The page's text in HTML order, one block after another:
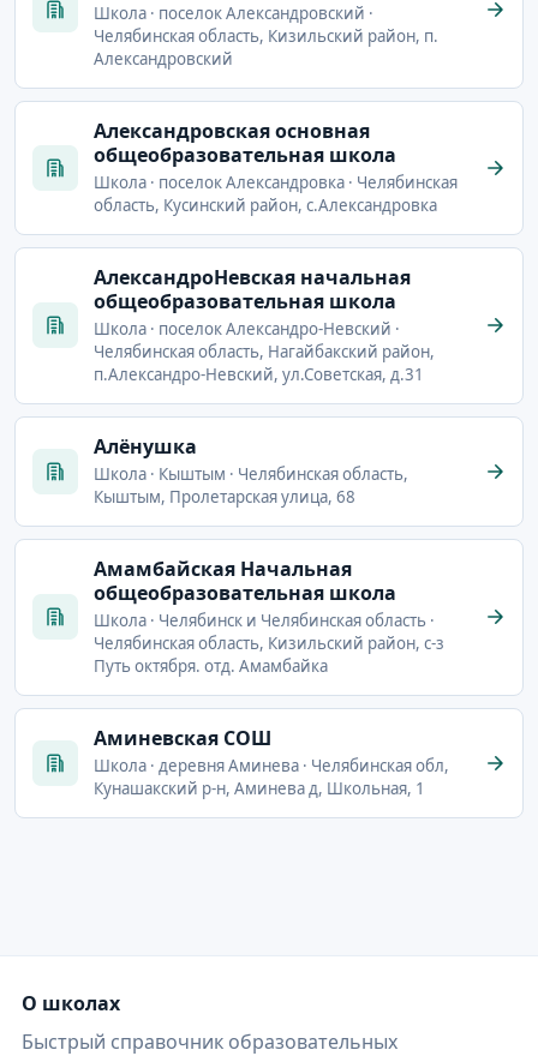
Школа · поселок Александровский ·
Челябинская область, Кизильский район, п.
Александровский
Александровская основная
общеобразовательная школа
Школа · поселок Александровка · Челябинская
область, Кусинский район, с.Александровка
АлександроНевская начальная
общеобразовательная школа
Школа · поселок Александро-Невский ·
Челябинская область, Нагайбакский район,
п.Александро-Невский, ул.Советская, д.31
Алёнушка
Школа · Кыштым · Челябинская область,
Кыштым, Пролетарская улица, 68
Амамбайская Начальная
общеобразовательная школа
Школа · Челябинск и Челябинская область ·
Челябинская область, Кизильский район, с-з
Путь октября. отд. Амамбайка
Аминевская СОШ
Школа · деревня Аминева · Челябинская обл,
Кунашакский р-н, Аминева д, Школьная, 1
О школах
Быстрый справочник образовательных